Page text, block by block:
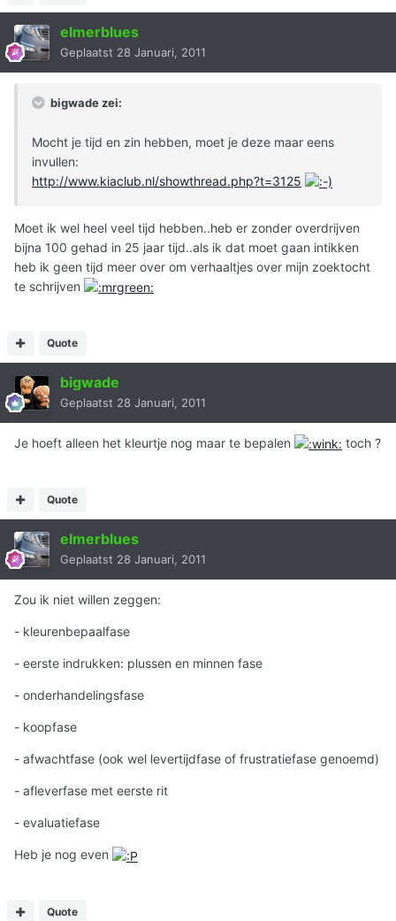
elmerblues
Geplaatst 28 Januari, 2011
bigwade zei:
Mocht je tijd en zin hebben, moet je deze maar eens
invullen:
http://www.kiaclub.nl/showthread.php?t=3125
Moet ik wel heel veel tijd hebben..heb er zonder overdrijven
bijna 100 gehad in 25 jaar tijd..als ik dat moet gaan intikken
heb ik geen tijd meer over om verhaaltjes over mijn zoektocht
te schrijven
Quote
bigwade
Geplaatst 28 Januari, 2011
Je hoeft alleen het kleurtje nog maar te bepalen toch ?
Quote
elmerblues
Geplaatst 28 Januari, 2011
Zou ik niet willen zeggen:
- kleurenbepaalfase
- eerste indrukken: plussen en minnen fase
- onderhandelingsfase
- koopfase
- afwachtfase (ook wel levertijdfase of frustratiefase genoemd)
- afleverfase met eerste rit
- evaluatiefase
Heb je nog even
Quote